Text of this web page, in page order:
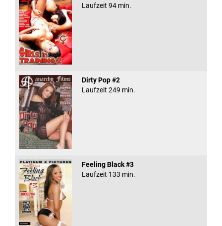
Laufzeit 94 min.
Dirty Pop #2
Laufzeit 249 min.
Feeling Black #3
Laufzeit 133 min.